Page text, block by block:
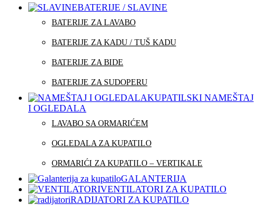
BATERIJE / SLAVINE
BATERIJE ZA LAVABO
BATERIJE ZA KADU / TUŠ KADU
BATERIJE ZA BIDE
BATERIJE ZA SUDOPERU
KUPATILSKI NAMEŠTAJ
I OGLEDALA
LAVABO SA ORMARIĆEM
OGLEDALA ZA KUPATILO
ORMARIĆI ZA KUPATILO – VERTIKALE
GALANTERIJA
VENTILATORI ZA KUPATILO
RADIJATORI ZA KUPATILO